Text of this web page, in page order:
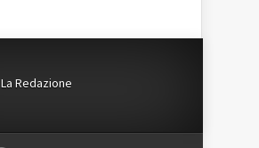
La Redazione